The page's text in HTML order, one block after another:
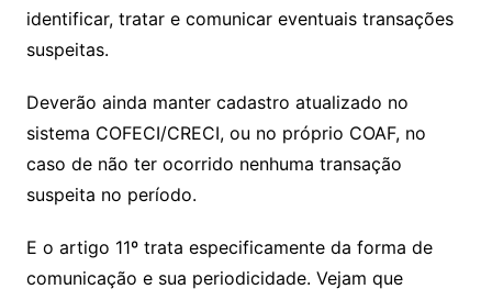
identificar, tratar e comunicar eventuais transações
suspeitas.
Deverão ainda manter cadastro atualizado no
sistema COFECI/CRECI, ou no próprio COAF, no
caso de não ter ocorrido nenhuma transação
suspeita no período.
E o artigo 11º trata especificamente da forma de
comunicação e sua periodicidade. Vejam que